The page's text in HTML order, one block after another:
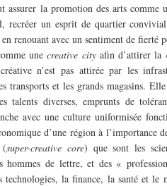
assurer la promotion des arts
recréer un esprit de quartier
renouant avec un sentiment de
unecreative cityafin d’attirer la
n’est pas attirée par les
transports et les grands magasins.
talents diverses, emprunts de
avec une culture uniformisée
d’une région à
(super-creative core) que sont les
hommes de lettre, et des «
technologies, la finance, la santé et le